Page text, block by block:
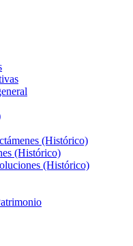
(Histórico)
(Histórico)
(Histórico)